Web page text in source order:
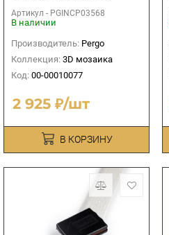
Артикул - PGINCP03568
В наличии
Производитель: Pergo
Коллекция: 3D мозаика
Код: 00-00010077
2 925 ₽/шт
В КОРЗИНУ